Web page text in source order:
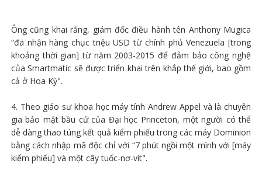
Ông cũng khai rằng, giám đốc điều hành tên Anthony Mugica
“đã nhận hàng chục triệu USD từ chính phủ Venezuela [trong
khoảng thời gian] từ năm 2003-2015 để đảm bảo công nghệ
của Smartmatic sẽ được triển khai trên khắp thế giới, bao gồm
cả ở Hoa Kỳ".
4. Theo giáo sư khoa học máy tính Andrew Appel và là chuyên
gia bảo mật bầu cử của Đại học Princeton, một người có thể
dễ dàng thao túng kết quả kiểm phiếu trong các máy Dominion
bằng cách nhập mã độc chỉ với “7 phút ngồi một mình với [máy
kiểm phiếu] và một cây tuốc-nơ-vít".